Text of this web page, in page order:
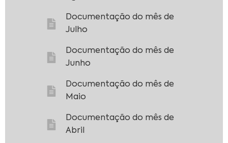
Documentação do mês de
Julho
Documentação do mês de
Junho
Documentação do mês de
Maio
Documentação do mês de
Abril